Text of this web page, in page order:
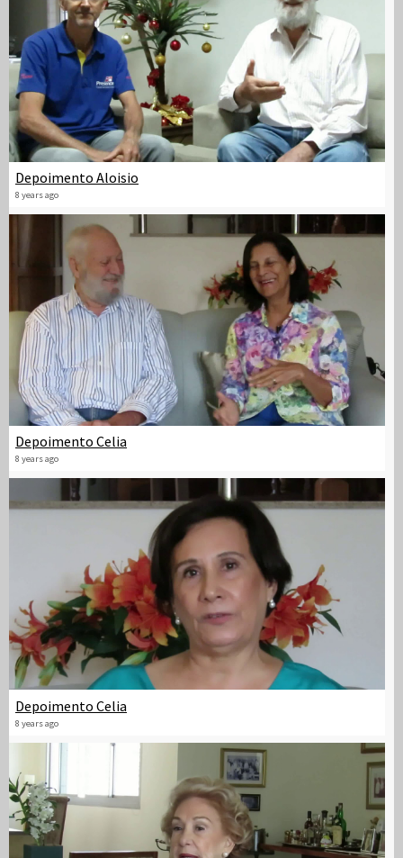
Depoimento Aloisio
8 years ago
Depoimento Celia
8 years ago
Depoimento Celia
8 years ago